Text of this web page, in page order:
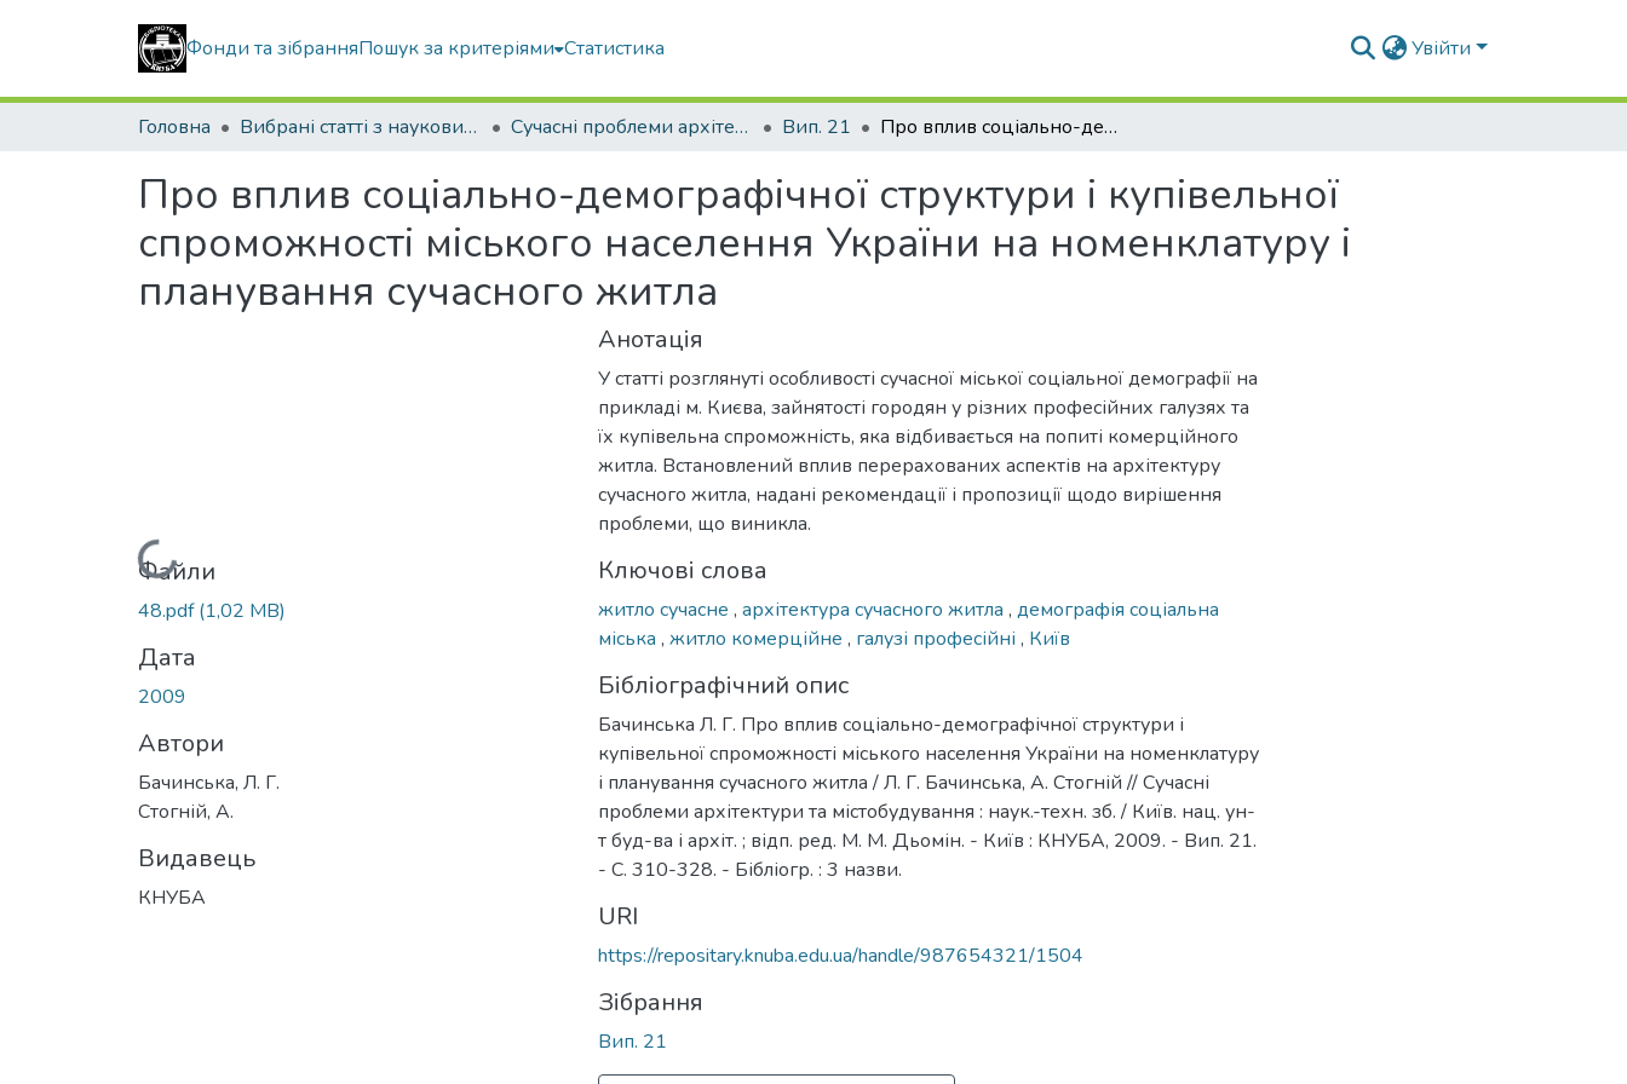
Фонди та зібранняПошук за критеріями Статистика Увійти
Головна Вибрані статті з наукових збірників КНУБА Сучасні проблеми архітектури та містобудування Вип. 21 Про вплив соціально-демографічної структури і купівельної спроможності міського населення України на номенклатуру і планування сучасного житла
Про вплив соціально-демографічної структури і купівельної
спроможності міського населення України на номенклатуру і
планування сучасного житла
Вантажиться...
Файли
48.pdf(1,02 MB)
Дата
2009
Автори
Бачинська, Л. Г.
Стогній, А.
Видавець
КНУБА
Анотація
У статті розглянуті особливості сучасної міської соціальної демографії на
прикладі м. Києва, зайнятості городян у різних професійних галузях та
їх купівельна спроможність, яка відбивається на попиті комерційного
житла. Встановлений вплив перерахованих аспектів на архітектуру
сучасного житла, надані рекомендації і пропозиції щодо вирішення
проблеми, що виникла.
Ключові слова
житло сучасне , архітектура сучасного житла , демографія соціальна
міська , житло комерційне , галузі професійні , Київ
Бібліографічний опис
Бачинська Л. Г. Про вплив соціально-демографічної структури і
купівельної спроможності міського населення України на номенклатуру
і планування сучасного житла / Л. Г. Бачинська, А. Стогній // Сучасні
проблеми архітектури та містобудування : наук.-техн. зб. / Київ. нац. ун-
т буд-ва і архіт. ; відп. ред. М. М. Дьомін. - Київ : КНУБА, 2009. - Вип. 21.
- С. 310-328. - Бібліогр. : 3 назви.
URI
https://repositary.knuba.edu.ua/handle/987654321/1504
Зібрання
Вип. 21